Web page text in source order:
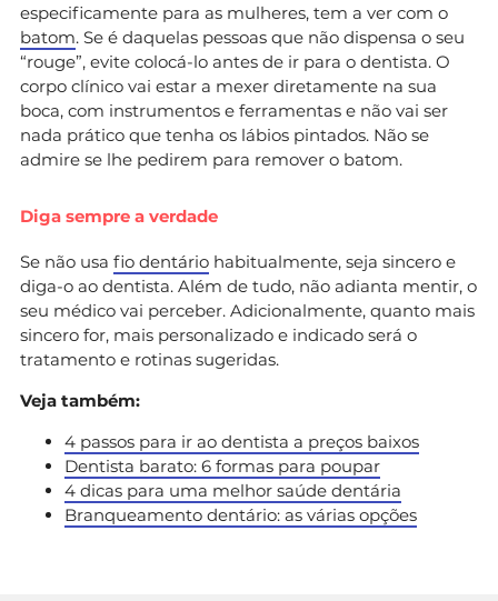
especificamente para as mulheres, tem a ver com o
batom. Se é daquelas pessoas que não dispensa o seu
“rouge”, evite colocá-lo antes de ir para o dentista. O
corpo clínico vai estar a mexer diretamente na sua
boca, com instrumentos e ferramentas e não vai ser
nada prático que tenha os lábios pintados. Não se
admire se lhe pedirem para remover o batom.
Diga sempre a verdade
Se não usa fio dentário habitualmente, seja sincero e
diga-o ao dentista. Além de tudo, não adianta mentir, o
seu médico vai perceber. Adicionalmente, quanto mais
sincero for, mais personalizado e indicado será o
tratamento e rotinas sugeridas.
Veja também:
4 passos para ir ao dentista a preços baixos
Dentista barato: 6 formas para poupar
4 dicas para uma melhor saúde dentária
Branqueamento dentário: as várias opções